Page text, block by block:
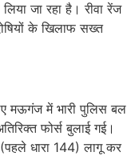
जा रहा है। रीवा रेंज
के खिलाफ सख्त
मऊगंज में भारी पुलिस बल
फोर्स बुलाई गई।
धारा 144) लागू कर